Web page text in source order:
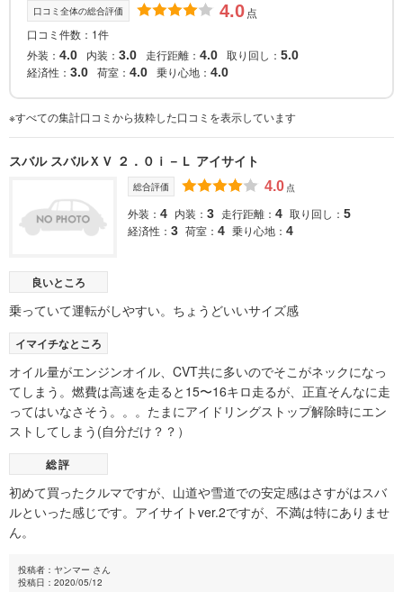
口コミ全体の総合評価 4.0 点
口コミ件数：1件
外装： 4.0 内装： 3.0 走行距離： 4.0 取り回し： 5.0
経済性： 3.0 荷室： 4.0 乗り心地： 4.0
※すべての集計口コミから抜粋した口コミを表示しています
スバル スバルＸＶ ２．０ｉ－Ｌ アイサイト
総合評価 4.0 点
外装： 4 内装： 3 走行距離： 4 取り回し： 5
経済性： 3 荷室： 4 乗り心地： 4
良いところ
乗っていて運転がしやすい。ちょうどいいサイズ感
イマイチなところ
オイル量がエンジンオイル、CVT共に多いのでそこがネックになっ
てしまう。燃費は高速を走ると15〜16キロ走るが、正直そんなに走
ってはいなさそう。。。たまにアイドリングストップ解除時にエン
ストしてしまう(自分だけ？？）
総評
初めて買ったクルマですが、山道や雪道での安定感はさすがはスバ
ルといった感じです。アイサイトver.2ですが、不満は特にありませ
ん。
投稿者：ヤンマー さん
投稿日：2020/05/12